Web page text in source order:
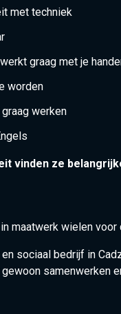
met techniek
graag met je
worden
werken
vinden ze
maatwerk wielen voor
sociaal bedrijf in
samenwerken